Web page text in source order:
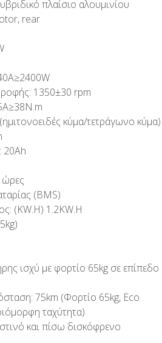
πλαίσιο αλουμινίου
rear
1350±30 rpm
κύμα/τετράγωνο κύμα)
20Ah
(BMS)
(KW.H) 1.2KW.H
ισχύ με φορτίο 65kg σε επίπεδο
75km (Φορτίο 65kg, Eco
ταχύτητα)
και πίσω δισκόφρενο